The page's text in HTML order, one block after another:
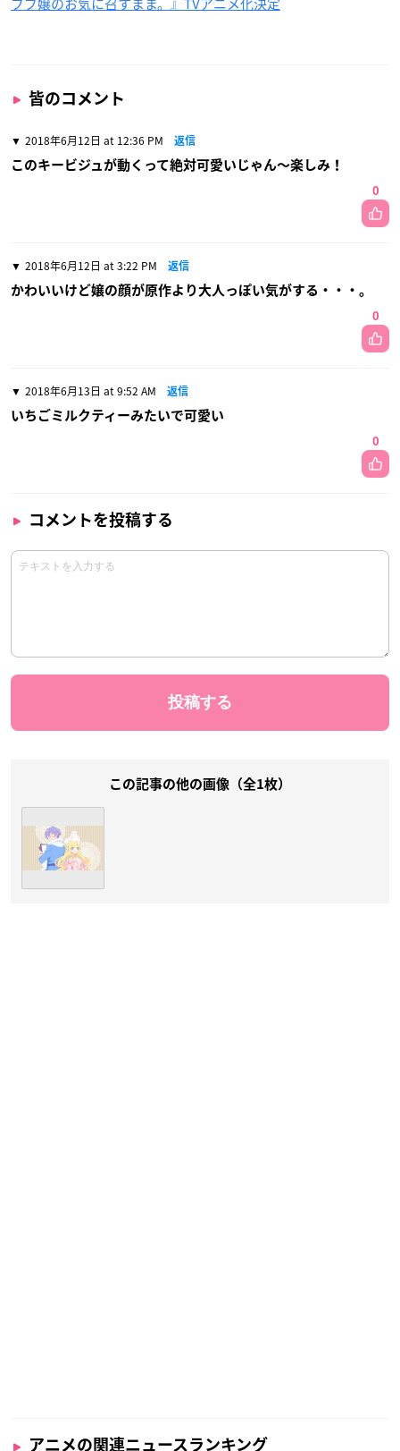
皆のコメント
2018年6月12日 at 12:36 PM 返信
このキービジュが動くって絶対可愛いじゃん〜楽しみ！
0
2018年6月12日 at 3:22 PM 返信
かわいいけど嬢の顔が原作より大人っぽい気がする・・・。
0
2018年6月13日 at 9:52 AM 返信
いちごミルクティーみたいで可愛い
0
コメントを投稿する
この記事の他の画像（全1枚）
アニメの関連ニュースランキング